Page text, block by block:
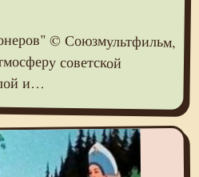
© Союзмультфильм,
атмосферу советской
и…